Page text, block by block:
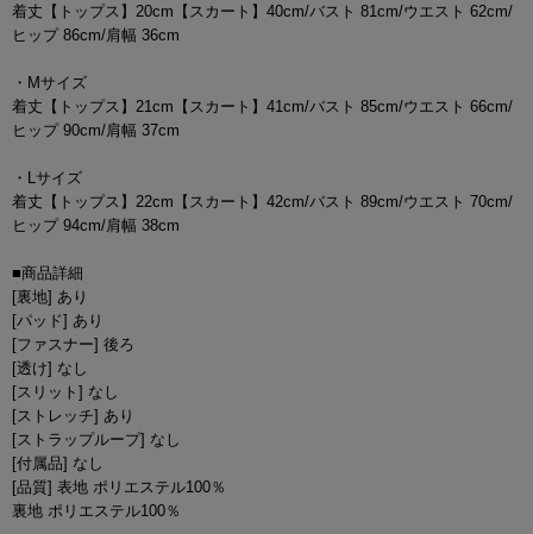
着丈【トップス】20cm【スカート】40cm/バスト 81cm/ウエスト 62cm/
ヒップ 86cm/肩幅 36cm
・Mサイズ
着丈【トップス】21cm【スカート】41cm/バスト 85cm/ウエスト 66cm/
ヒップ 90cm/肩幅 37cm
・Lサイズ
着丈【トップス】22cm【スカート】42cm/バスト 89cm/ウエスト 70cm/
ヒップ 94cm/肩幅 38cm
■商品詳細
[裏地] あり
[パッド] あり
[ファスナー] 後ろ
[透け] なし
[スリット] なし
[ストレッチ] あり
[ストラップループ] なし
[付属品] なし
[品質] 表地 ポリエステル100％
裏地 ポリエステル100％